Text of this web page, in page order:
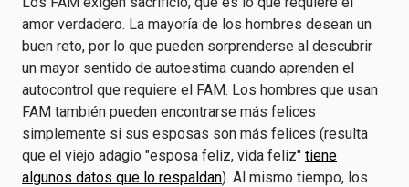
amor verdadero. La mayoría de los hombres desean un
buen reto, por lo que pueden sorprenderse al descubrir
un mayor sentido de autoestima cuando aprenden el
autocontrol que requiere el FAM. Los hombres que usan
FAM también pueden encontrarse más felices
simplemente si sus esposas son más felices (resulta
que el viejo adagio "esposa feliz, vida feliz" tiene
algunos datos que lo respaldan). Al mismo tiempo, los